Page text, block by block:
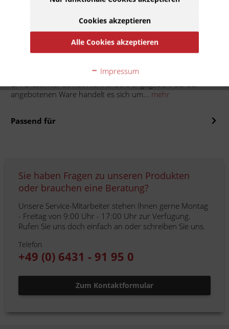
Warenkorb
Auf die Merkliste
UFI Dieselfilter Soweit nicht anders angegeben: Bei der
angebotenen Ware handelt es sich um... mehr
Passend für
Sie haben Fragen zu unseren Produkten
oder brauchen eine Beratung?
Unsere Service-Mitarbeiter stehen Ihnen gerne Montag
- Freitag von 9:00 Uhr - 17:00 Uhr zur Verfügung.
Rufen Sie uns doch einfach an oder schreiben Sie uns.
Telefon
+49 (0) 6431 - 91 95 0
Zum Kontaktformular
Cookies akzeptieren
Alle Cookies akzeptieren
Impressum